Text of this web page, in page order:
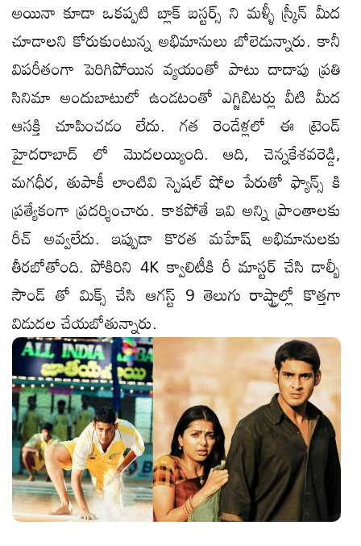
అయినా కూడా ఒకప్పటి బ్లాక్ బస్టర్స్ ని మళ్ళీ స్క్రీన్ మీద
చూడాలని కోరుకుంటున్న అభిమానులు బోలెడున్నారు. కానీ
విపరీతంగా పెరిగిపోయిన వ్యయంతో పాటు దాదాపు ప్రతి
సినిమా అందుబాటులో ఉండటంతో ఎగ్జిబిటర్లు వీటి మీద
ఆసక్తి చూపించడం లేదు. గత రెండేళ్లలో ఈ ట్రెండ్
హైదరాబాద్ లో మొదలయ్యింది. ఆది, చెన్నకేశవరెడ్డి,
మగధీర, తుపాకీ లాంటివి స్పెషల్ షోల పేరుతో ఫ్యాన్స్ కి
ప్రత్యేకంగా ప్రదర్శించారు. కాకపోతే ఇవి అన్ని ప్రాంతాలకు
రీచ్ అవ్వలేదు. ఇప్పుడా కొరత మహేష్ అభిమానులకు
తీరబోతోంది. పోకిరిని 4K క్వాలిటీకి రీ మాస్టర్ చేసి డాల్బీ
సౌండ్ తో మిక్స్ చేసి ఆగస్ట్ 9 తెలుగు రాష్ట్రాల్లో కొత్తగా
విడుదల చేయబోతున్నారు.